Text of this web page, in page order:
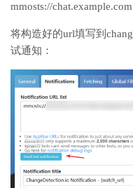
mmosts://
将构造好的url填写到
试通知：